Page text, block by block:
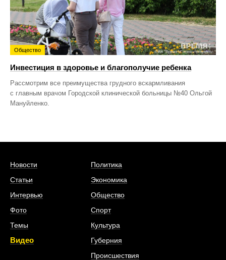
Общество
Инвестиция в здоровье и благополучие ребенка
Рассмотрим все преимущества грудного вскармливания
с главным врачом Городской клинической больницы №40 Ольгой
Мануйленко.
Новости
Статьи
Интервью
Фото
Темы
Видео
Политика
Экономика
Общество
Спорт
Культура
Губерния
Происшествия